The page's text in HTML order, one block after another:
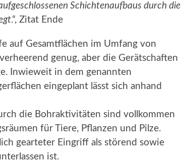
Schichtenaufbaus durch die
.“, Zitat Ende
auf Gesamtflächen im Umfang von
genug, aber die Gerätschaften
Inwieweit in dem genannten
eingeplant lässt sich anhand
die Bohraktivitäten sind vollkommen
für Tiere, Pflanzen und Pilze.
gearteter Eingriff als störend sowie
ist.